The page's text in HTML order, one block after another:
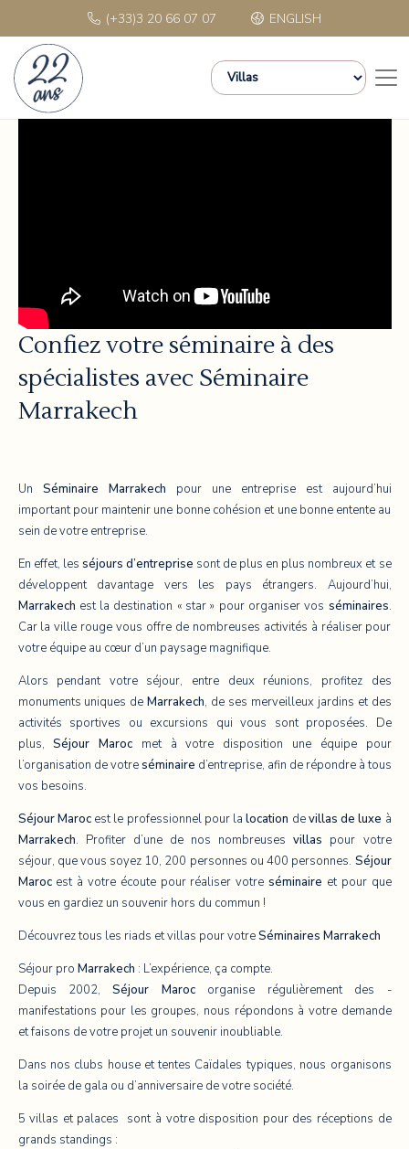
(+33)3 20 66 07 07 ENGLISH
Confiez votre séminaire à des
spécialistes avec Séminaire
Marrakech
Un Séminaire Marrakech pour une entreprise est aujourd’hui
important pour maintenir une bonne cohésion et une bonne entente au
sein de votre entreprise.
En effet, les séjours d’entreprise sont de plus en plus nombreux et se
développent davantage vers les pays étrangers. Aujourd’hui,
Marrakech est la destination « star » pour organiser vos séminaires.
Car la ville rouge vous offre de nombreuses activités à réaliser pour
votre équipe au cœur d’un paysage magnifique.
Alors pendant votre séjour, entre deux réunions, profitez des
monuments uniques deMarrakech, de ses merveilleux jardins et des
activités sportives ou excursions qui vous sont proposées. De
plus,Séjour Maroc met à votre disposition une équipe pour
l’organisation de votreséminaire d’entreprise, afin de répondre à tous
vos besoins.
SéjourMarocest le professionnel pour lalocation devillas de luxe à
Marrakech. Profiter d’une de nos nombreusesvillas pour votre
séjour, que vous soyez 10, 200 personnes ou 400 personnes. Séjour
Marocest à votre écoute pour réaliser votreséminaire et pour que
vous en gardiez un souvenir hors du commun !
Découvrez tous les riads et villas pour votreSéminaires Marrakech
Séjour pro Marrakech : L’expérience, ça compte.
Depuis 2002,Séjour Marocorganise régulièrement des ­
manifestations pour les groupes, nous répondons à votre demande
et faisons de votre projet un souvenir inoubliable.
Dans nos clubs house et tentes Caïdales typiques, nous organisons
la ­soirée de gala ou d’anniversaire de votre société.
5 villas et palaces sont à votre disposition pour des réceptions de
grands standings :